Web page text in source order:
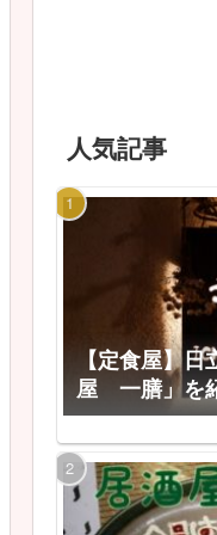
人気記事
【定食屋】
屋 一膳」を